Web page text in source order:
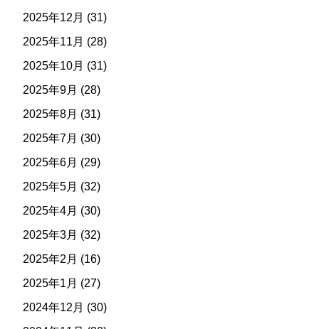
2025年12月 (31)
2025年11月 (28)
2025年10月 (31)
2025年9月 (28)
2025年8月 (31)
2025年7月 (30)
2025年6月 (29)
2025年5月 (32)
2025年4月 (30)
2025年3月 (32)
2025年2月 (16)
2025年1月 (27)
2024年12月 (30)